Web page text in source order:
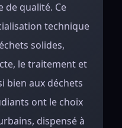
de qualité. Ce
technique
solides,
le traitement et
bien aux déchets
ont le choix
dispensé à